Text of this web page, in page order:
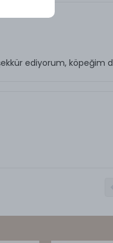
ediyorum, köpeğim